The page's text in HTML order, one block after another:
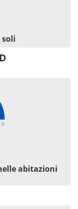
abitazioni